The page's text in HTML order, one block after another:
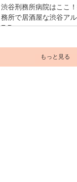
渋谷刑務所病院はここ
務所で居酒屋な渋谷ア
E.R.
ズE.R.」。渋谷刑務所病院
店なんです。いやいや、刑
飲食店とはかけ離れたふた
もっと見る